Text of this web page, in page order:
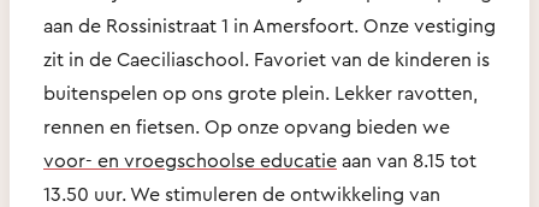
aan de Rossinistraat 1 in Amersfoort. Onze vestiging
zit in de Caeciliaschool. Favoriet van de kinderen is
buitenspelen op ons grote plein. Lekker ravotten,
rennen en fietsen. Op onze opvang bieden we
voor- en vroegschoolse educatie aan van 8.15 tot
13.50 uur. We stimuleren de ontwikkeling van